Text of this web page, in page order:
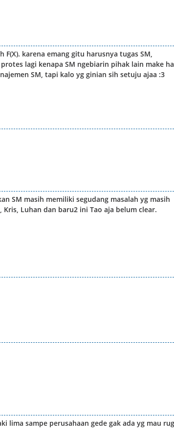
karena emang gitu harusnya tugas SM,
lagi kenapa SM ngebiarin pihak lain make
SM, tapi kalo yg ginian sih setuju ajaa :3
SM masih memiliki segudang masalah yg masih
Luhan dan baru2 ini Tao aja belum clear.
lima sampe perusahaan gede gak ada yg mau